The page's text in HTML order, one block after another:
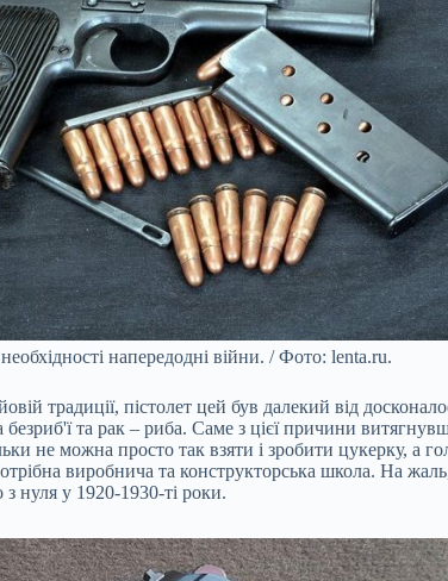
напередодні війни. / Фото: lenta.ru.
традиції, пістолет цей був далекий від
та рак – риба. Саме з цієї причини
не можна просто так взяти і зробити цукерку,
виробнича та конструкторська школа. На жаль, у
нуля у 1920-1930-ті роки.